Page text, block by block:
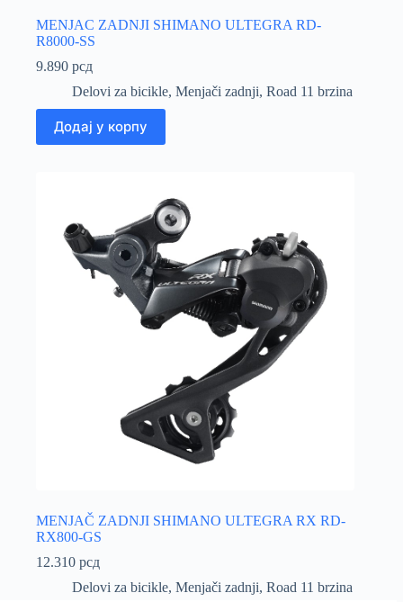
MENJAC ZADNJI SHIMANO ULTEGRA RD-
R8000-SS
9.890 рсд
Delovi za bicikle, Menjači zadnji, Road 11 brzina
Додај у корпу
MENJAČ ZADNJI SHIMANO ULTEGRA RX RD-
RX800-GS
12.310 рсд
Delovi za bicikle, Menjači zadnji, Road 11 brzina